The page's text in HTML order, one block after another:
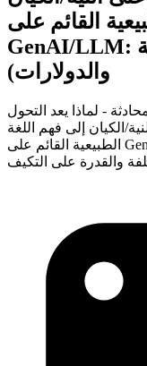
القائم على
GenAI/LLM: الفرق بالملايين (من الأمثلة
والدولارات)
- لماذا يعد التحول
الكيان إلى فهم اللغة
الطبيعية القائم على GenAI/LLM أمرًا بالغ الأهمية لقابلية التوسع